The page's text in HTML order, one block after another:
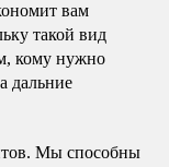
вам
такой вид
кому нужно
дальние
Мы способны